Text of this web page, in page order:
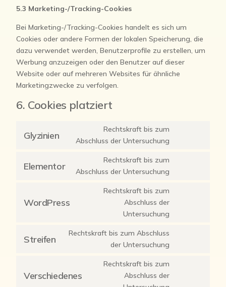
5.3 Marketing-/Tracking-Cookies
Bei Marketing-/Tracking-Cookies handelt es sich um
Cookies oder andere Formen der lokalen Speicherung, die
dazu verwendet werden, Benutzerprofile zu erstellen, um
Werbung anzuzeigen oder den Benutzer auf dieser
Website oder auf mehreren Websites für ähnliche
Marketingzwecke zu verfolgen.
6. Cookies platziert
Glyzinien
Rechtskraft bis zum
Abschluss der Untersuchung
Elementor
Rechtskraft bis zum
Abschluss der Untersuchung
WordPress
Rechtskraft bis zum
Abschluss der
Untersuchung
Streifen
Rechtskraft bis zum Abschluss
der Untersuchung
Verschiedenes
Rechtskraft bis zum
Abschluss der